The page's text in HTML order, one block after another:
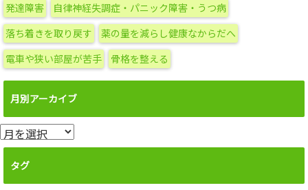
発達障害 自律神経失調症・パニック障害・うつ病
落ち着きを取り戻す 薬の量を減らし健康なからだへ
電車や狭い部屋が苦手 骨格を整える
月別アーカイブ
月
別
ー
タグ